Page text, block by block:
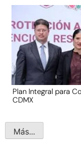
Plan Integral para
CDMX
Más...